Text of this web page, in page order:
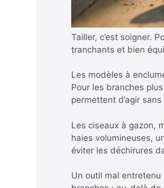
Tailler, c’est soigner.
tranchants et bien
Les modèles à
Pour les branches
permettent d’agir
Les ciseaux à gazon,
haies volumineuses,
éviter les déchirures
Un outil mal entretenu